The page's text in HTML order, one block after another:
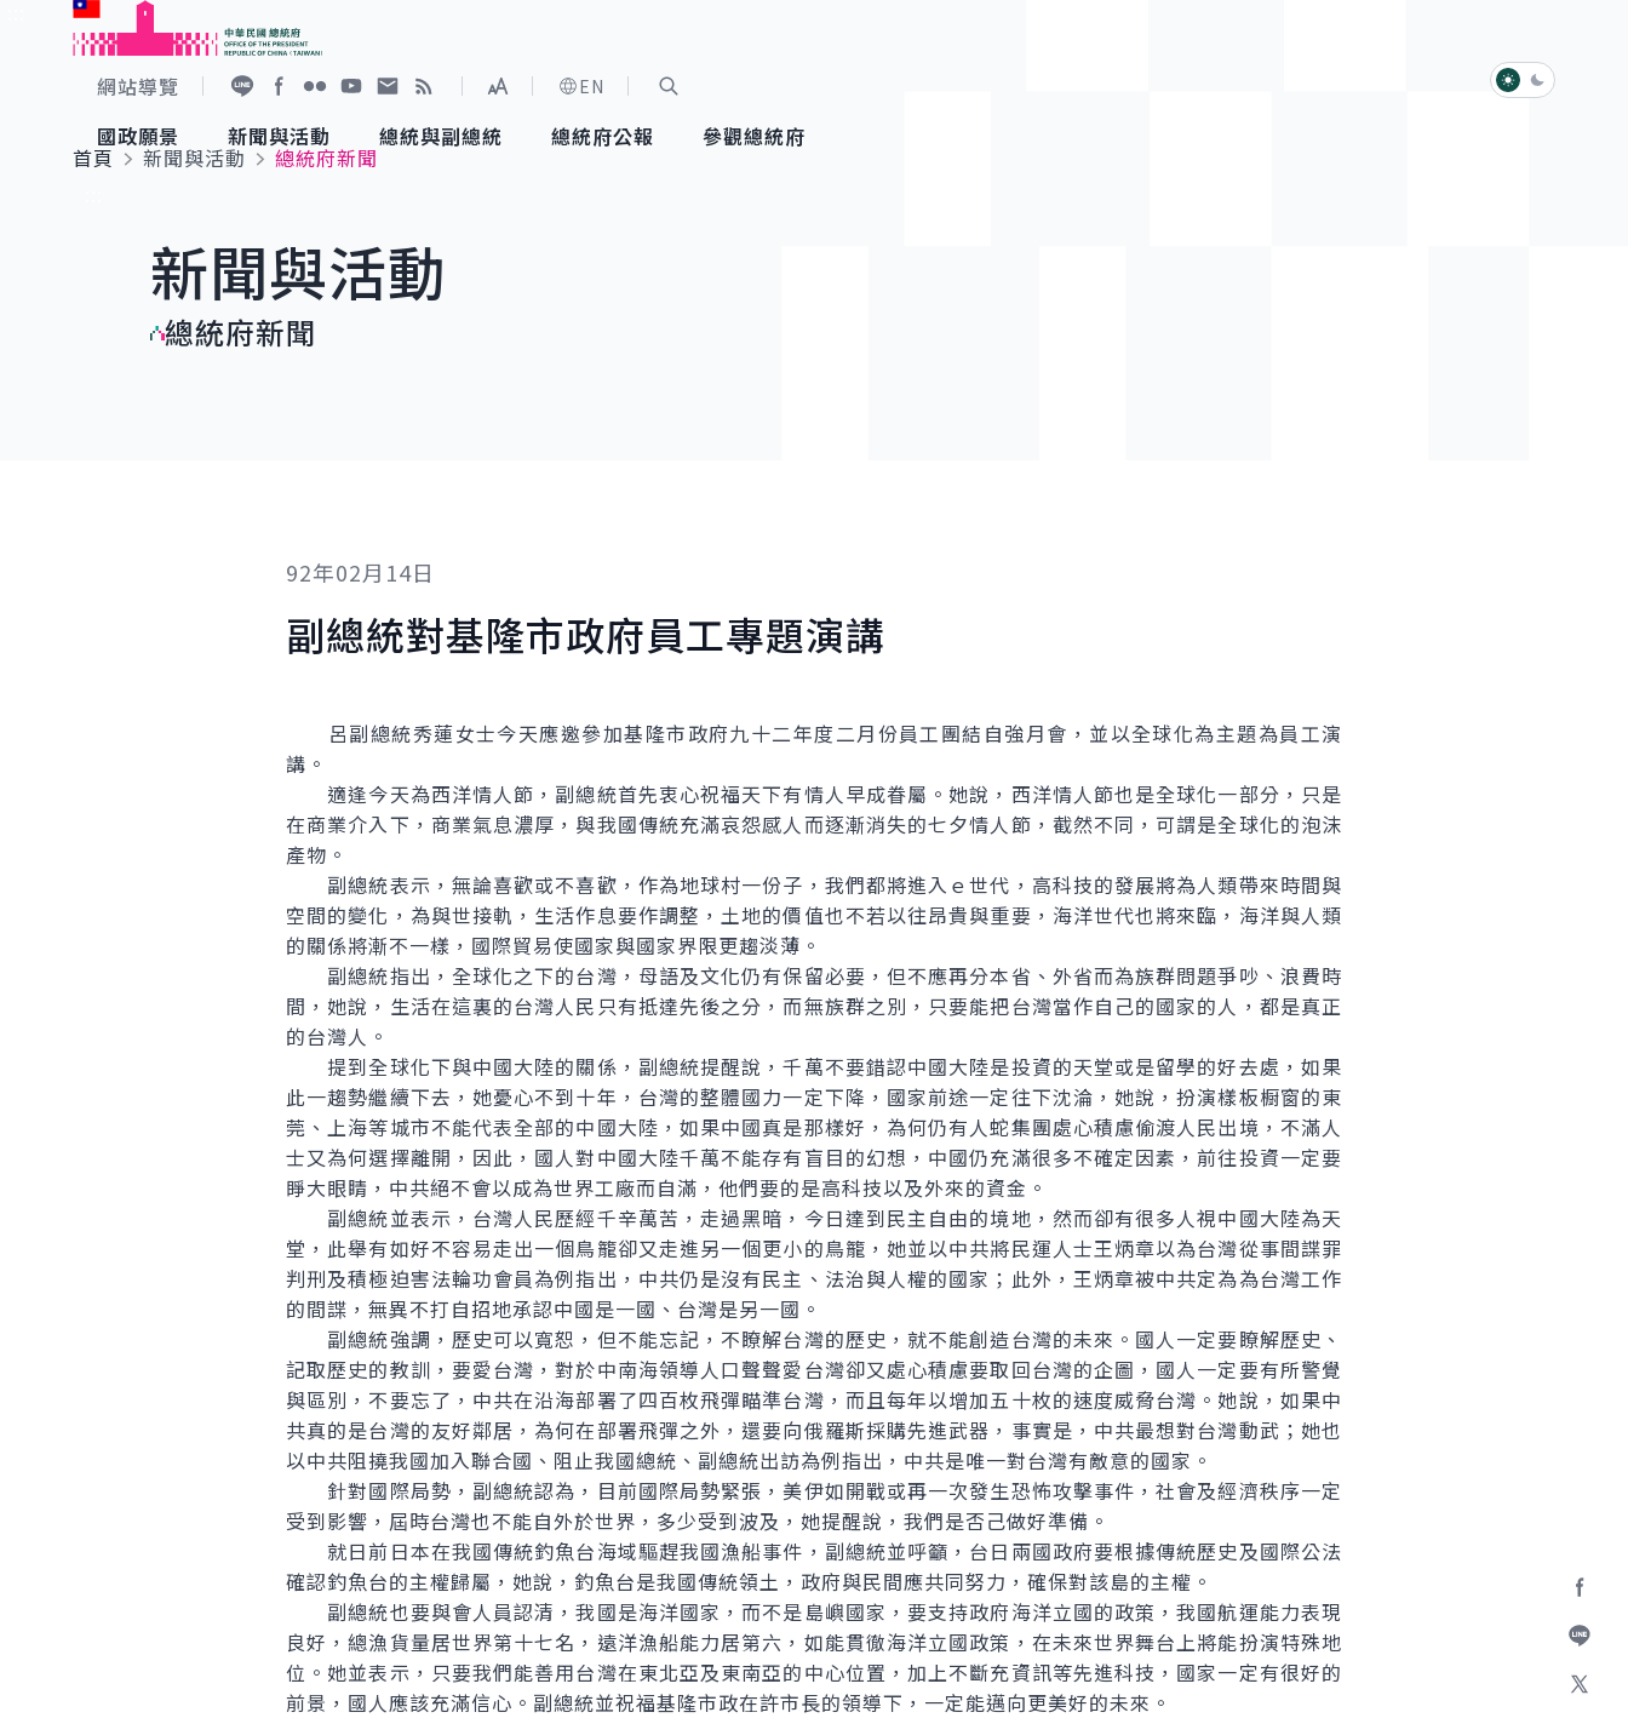
跳到主要內容
網站導覽
展開字級選單
EN
國政願景
國家氣候變遷對策委員會
重要談話
新聞與活動
總統府新聞
影音頻道
總統與副總統
賴清德總統
總統府公報 參觀總統府
參觀資訊
淺色模式
深色模式
首頁
新聞與活動
總統府新聞
新聞與活動
總統府新聞
加入好
92年02月14日
副總統對基隆市政府員工專題演講
呂副總統秀蓮女士今天應邀參加基隆市政府九十二年度二月份員工團結自強月會，並以全球化為主題為員工演
講。
適逢今天為西洋情人節，副總統首先衷心祝福天下有情人早成眷屬。她說，西洋情人節也是全球化一部分，只是
在商業介入下，商業氣息濃厚，與我國傳統充滿哀怨感人而逐漸消失的七夕情人節，截然不同，可謂是全球化的泡沫
產物。
副總統表示，無論喜歡或不喜歡，作為地球村一份子，我們都將進入ｅ世代，高科技的發展將為人類帶來時間與
空間的變化，為與世接軌，生活作息要作調整，土地的價值也不若以往昂貴與重要，海洋世代也將來臨，海洋與人類
的關係將漸不一樣，國際貿易使國家與國家界限更趨淡薄。
副總統指出，全球化之下的台灣，母語及文化仍有保留必要，但不應再分本省、外省而為族群問題爭吵、浪費時
間，她說，生活在這裏的台灣人民只有抵達先後之分，而無族群之別，只要能把台灣當作自己的國家的人，都是真正
的台灣人。
提到全球化下與中國大陸的關係，副總統提醒說，千萬不要錯認中國大陸是投資的天堂或是留學的好去處，如果
此一趨勢繼續下去，她憂心不到十年，台灣的整體國力一定下降，國家前途一定往下沈淪，她說，扮演樣板橱窗的東
莞、上海等城市不能代表全部的中國大陸，如果中國真是那樣好，為何仍有人蛇集團處心積慮偷渡人民出境，不滿人
士又為何選擇離開，因此，國人對中國大陸千萬不能存有盲目的幻想，中國仍充滿很多不確定因素，前往投資一定要
睜大眼睛，中共絕不會以成為世界工廠而自滿，他們要的是高科技以及外來的資金。
副總統並表示，台灣人民歷經千辛萬苦，走過黑暗，今日達到民主自由的境地，然而卻有很多人視中國大陸為天
堂，此舉有如好不容易走出一個鳥籠卻又走進另一個更小的鳥籠，她並以中共將民運人士王炳章以為台灣從事間諜罪
判刑及積極迫害法輪功會員為例指出，中共仍是沒有民主、法治與人權的國家；此外，王炳章被中共定為為台灣工作
的間諜，無異不打自招地承認中國是一國、台灣是另一國。
副總統強調，歷史可以寬恕，但不能忘記，不瞭解台灣的歷史，就不能創造台灣的未來。國人一定要瞭解歷史、
記取歷史的教訓，要愛台灣，對於中南海領導人口聲聲愛台灣卻又處心積慮要取回台灣的企圖，國人一定要有所警覺
與區別，不要忘了，中共在沿海部署了四百枚飛彈瞄準台灣，而且每年以增加五十枚的速度威脅台灣。她說，如果中
共真的是台灣的友好鄰居，為何在部署飛彈之外，還要向俄羅斯採購先進武器，事實是，中共最想對台灣動武；她也
以中共阻撓我國加入聯合國、阻止我國總統、副總統出訪為例指出，中共是唯一對台灣有敵意的國家。
針對國際局勢，副總統認為，目前國際局勢緊張，美伊如開戰或再一次發生恐怖攻擊事件，社會及經濟秩序一定
受到影響，屆時台灣也不能自外於世界，多少受到波及，她提醒說，我們是否己做好準備。
就日前日本在我國傳統釣魚台海域驅趕我國漁船事件，副總統並呼籲，台日兩國政府要根據傳統歷史及國際公法
確認釣魚台的主權歸屬，她說，釣魚台是我國傳統領土，政府與民間應共同努力，確保對該島的主權。
副總統也要與會人員認清，我國是海洋國家，而不是島嶼國家，要支持政府海洋立國的政策，我國航運能力表現
良好，總漁貨量居世界第十七名，遠洋漁船能力居第六，如能貫徹海洋立國政策，在未來世界舞台上將能扮演特殊地
位。她並表示，只要我們能善用台灣在東北亞及東南亞的中心位置，加上不斷充資訊等先進科技，國家一定有很好的
前景，國人應該充滿信心。副總統並祝福基隆市政在許市長的領導下，一定能邁向更美好的未來。